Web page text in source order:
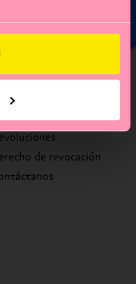
y gastos de envío
de revocación